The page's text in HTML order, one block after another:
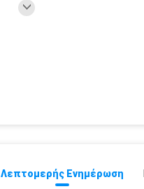
Λεπτομερής Ενημέρωση